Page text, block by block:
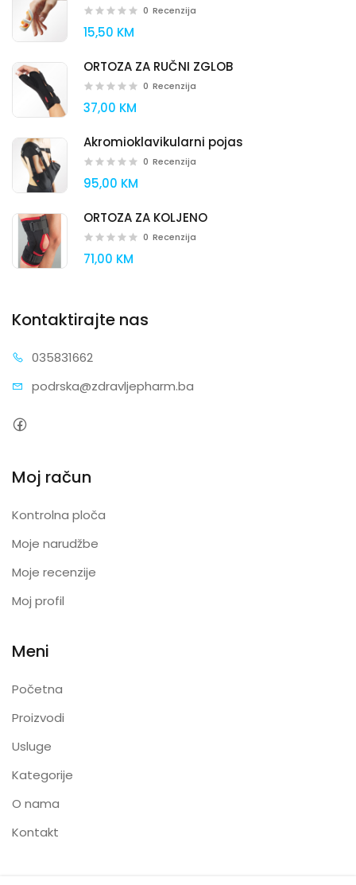
0 Recenzija
15,50 KM
ORTOZA ZA RUČNI ZGLOB
0 Recenzija
37,00 KM
Akromioklavikularni pojas
0 Recenzija
95,00 KM
ORTOZA ZA KOLJENO
0 Recenzija
71,00 KM
Kontaktirajte nas
035831662
podrska@zdravljepharm.ba
Moj račun
Kontrolna ploča
Moje narudžbe
Moje recenzije
Moj profil
Meni
Početna
Proizvodi
Usluge
Kategorije
O nama
Kontakt